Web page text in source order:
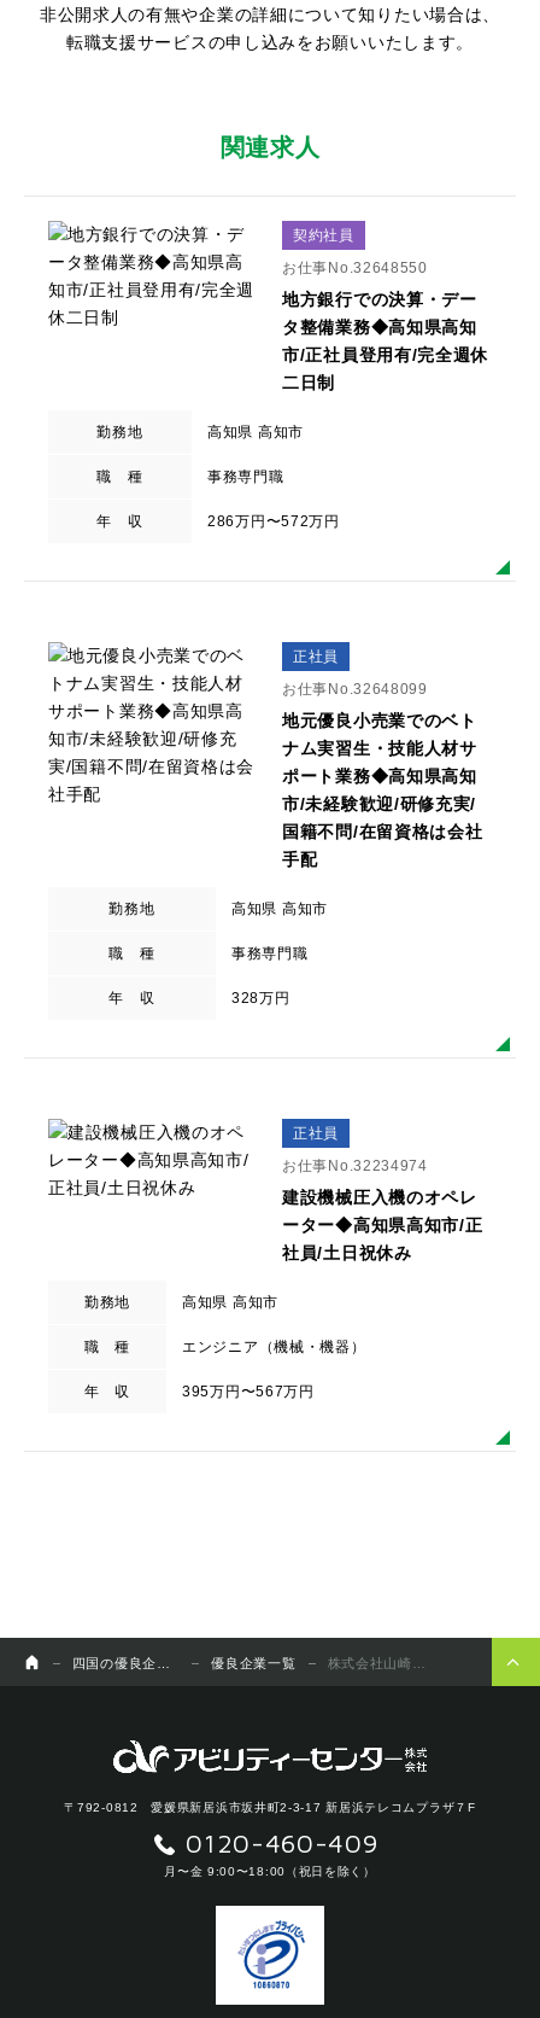
非公開求人の有無や企業の詳細について知りたい場合は、
転職支援サービスの申し込みをお願いいたします。
関連求人
契約社員
お仕事No.32648550
地方銀行での決算・デー
タ整備業務◆高知県高知
市/正社員登用有/完全週休
二日制
勤務地 高知県 高知市
職 種 事務専門職
年 収 286万円〜572万円
正社員
お仕事No.32648099
地元優良小売業でのベト
ナム実習生・技能人材サ
ポート業務◆高知県高知
市/未経験歓迎/研修充実/
国籍不問/在留資格は会社
手配
勤務地 高知県 高知市
職 種 事務専門職
年 収 328万円
正社員
お仕事No.32234974
建設機械圧入機のオペレ
ーター◆高知県高知市/正
社員/土日祝休み
勤務地 高知県 高知市
職 種 エンジニア（機械・機器）
年 収 395万円〜567万円
優良企業一覧
〒792-0812 愛媛県新居浜市坂井町2-3-17 新居浜テレコムプラザ７F
0120-460-409
月〜金 9:00〜18:00（祝日を除く）